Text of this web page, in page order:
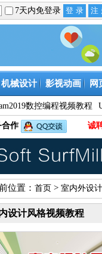
7天内免登录
机械设计 影视动画 网
数控编程视频教程
合作 诚
位置： 首页 > 室内外设计
设计风格视频教程